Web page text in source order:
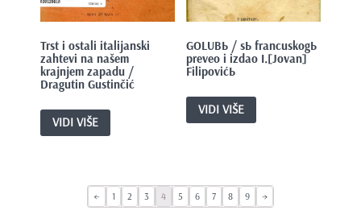
Trst i ostali italijanski
zahtevi na našem
krajnjem zapadu /
Dragutin Gustinčić
VIDI VIŠE
GOLUBЬ / sЬ francuskogЬ
preveo i izdao I.[Jovan]
FilipovićЬ
VIDI VIŠE
← 1 2 3 4 5 6 7 8 9 →